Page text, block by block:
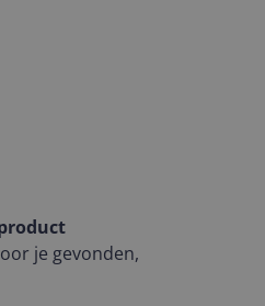
je gevonden,